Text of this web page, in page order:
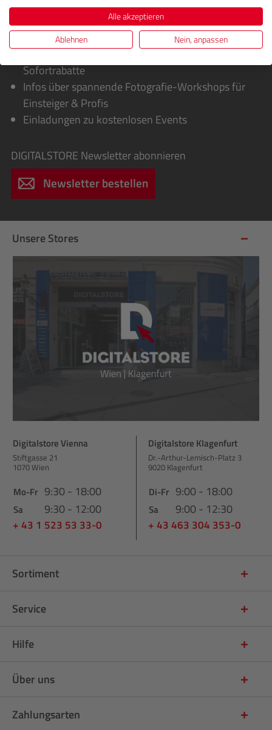
Sie erhalten von uns:
Exklusive Sonderaktionen, Cashbacks &
Sofortrabatte
Infos über spannende Fotografie-Workshops für
Einsteiger & Profis
Einladungen zu kostenlosen Events
DIGITALSTORE Newsletter abonnieren
Newsletter bestellen
Unsere Stores
Digitalstore Vienna
Stiftgasse 21
1070 Wien
Mo-Fr 9:30 - 18:00
Sa 9:30 - 12:00
+ 43 1 523 53 33-0
Digitalstore Klagenfurt
Dr.-Arthur-Lemisch-Platz 3
9020 Klagenfurt
Di-Fr 9:00 - 18:00
Sa 9:00 - 12:30
+ 43 463 304 353-0
Sortiment
Service
Hilfe
Über uns
Zahlungsarten
Alle akzeptieren
Ablehnen
Nein, anpassen